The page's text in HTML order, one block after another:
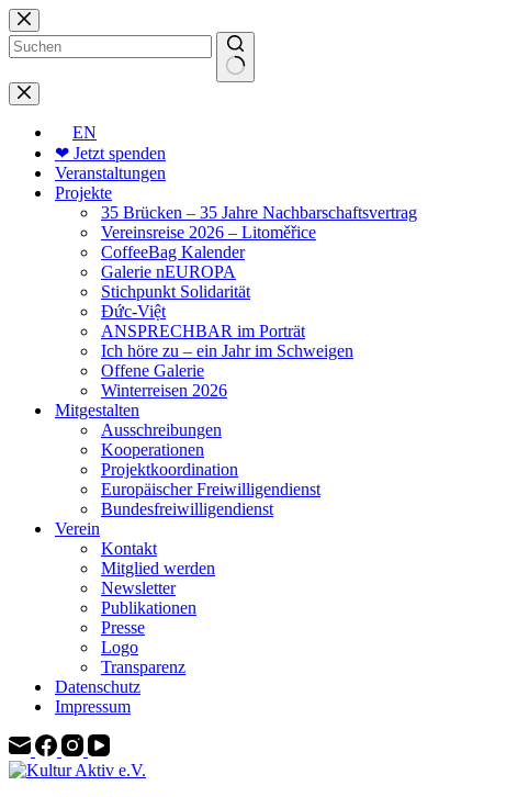
Zum
Inhalt
springen
Keine
Ergebnisse
EN
❤ Jetzt spenden
Veranstaltungen
Projekte
35 Brücken – 35 Jahre Nachbarschaftsvertrag
Vereinsreise 2026 – Litoměřice
CoffeeBag Kalender
Galerie nEUROPA
Stichpunkt Solidarität
Đức-Việt
ANSPRECHBAR im Porträt
Ich höre zu – ein Jahr im Schweigen
Offene Galerie
Winterreisen 2026
Mitgestalten
Ausschreibungen
Kooperationen
Projektkoordination
Europäischer Freiwilligendienst
Bundesfreiwilligendienst
Verein
Kontakt
Mitglied werden
Newsletter
Publikationen
Presse
Logo
Transparenz
Datenschutz
Impressum